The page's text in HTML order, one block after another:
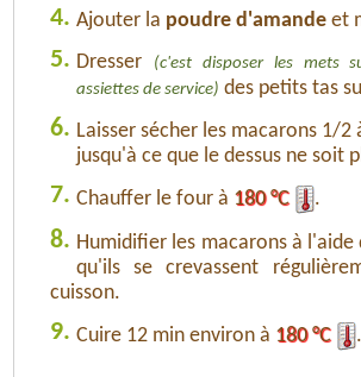
4. Ajouter la poudre d'amande et
5. Dresser
(c'est disposer les mets
assiettes de service) des petits tas
6. Laisser sécher les macarons 1/2
jusqu'à ce que le dessus ne soit
7. Chauffer le four à 180 °C .
8. Humidifier les macarons à
qu'ils se crevassent
cuisson.
9. Cuire 12 min environ à 180 °C .